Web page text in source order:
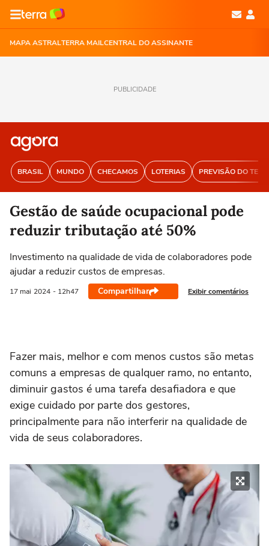
MAPA ASTRALTERRA MAILCENTRAL DO ASSINANTE
PUBLICIDADE
BRASIL MUNDO CHECAMOS LOTERIAS PREVISÃO DO
Gestão de saúde ocupacional pode
reduzir tributação até 50%
Investimento na qualidade de vida de colaboradores pode
ajudar a reduzir custos de empresas.
17 mai 2024 - 12h47 Compartilhar Exibir comentários
Fazer mais, melhor e com menos custos são metas
comuns a empresas de qualquer ramo, no entanto,
diminuir gastos é uma tarefa desafiadora e que
exige cuidado por parte dos gestores,
principalmente para não interferir na qualidade de
vida de seus colaboradores.